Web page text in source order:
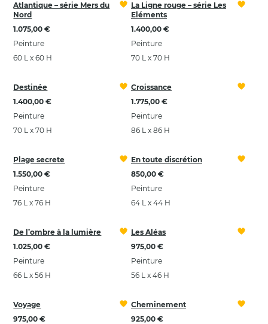
Atlantique – série Mers du
Nord
1.075,00 €
Peinture
60 L x 60 H
La Ligne rouge – série Les
Eléments
1.400,00 €
Peinture
70 L x 70 H
Destinée
1.400,00 €
Peinture
70 L x 70 H
Croissance
1.775,00 €
Peinture
86 L x 86 H
Plage secrete
1.550,00 €
Peinture
76 L x 76 H
En toute discrétion
850,00 €
Peinture
64 L x 44 H
De l’ombre à la lumière
1.025,00 €
Peinture
66 L x 56 H
Les Aléas
975,00 €
Peinture
56 L x 46 H
Voyage
975,00 €
Cheminement
925,00 €